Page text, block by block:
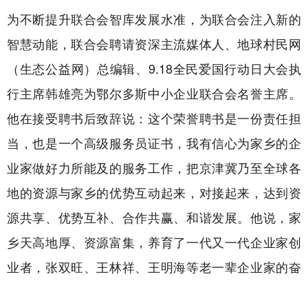
为不断提升联合会智库发展水准，为联合会注入新的
智慧动能，联合会聘请资深主流媒体人、地球村民网
（生态公益网）总编辑、9.18全民爱国行动日大会执
行主席韩雄亮为鄂尔多斯中小企业联合会名誉主席。
他在接受聘书后致辞说：这个荣誉聘书是一份责任担
当，也是一个高级服务员证书，我有信心为家乡的企
业家做好力所能及的服务工作，把京津冀乃至全球各
地的资源与家乡的优势互动起来，对接起来，达到资
源共享、优势互补、合作共赢、和谐发展。他说，家
乡天高地厚、资源富集，养育了一代又一代企业家创
业者，张双旺、王林祥、王明海等老一辈企业家的奋